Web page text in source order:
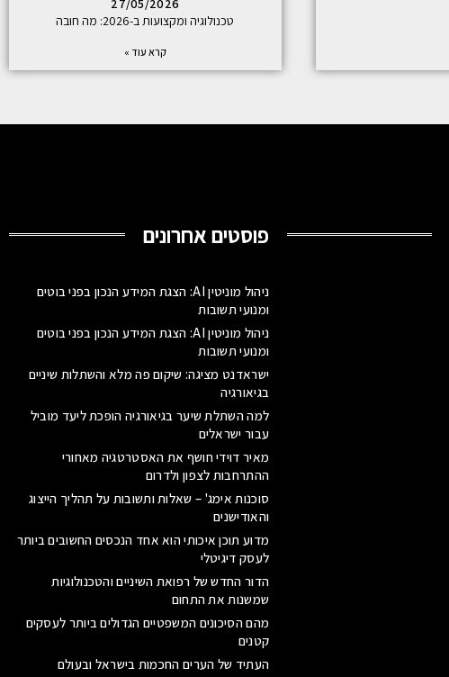
27/05/2026
טכנולוגיה ומקצועות ב-2026: מה חובה
קרא עוד »
פוסטים אחרונים
ניהול מוניטין AI: הצגת המידע הנכון בפני בוטים
ומנועי תשובות
ניהול מוניטין AI: הצגת המידע הנכון בפני בוטים
ומנועי תשובות
ישראדנט מציגה: שיקום פה מלא והשתלות שיניים
בגיאורגיה
למה השתלת שיער בגיאורגיה הופכת ליעד מוביל
עבור ישראלים
מאיר דוידי חושף את האסטרטגיה מאחורי
ההתרחבות לצפון ולדרום
סוכנות אימג' – שאלות ותשובות על תהליך הייצוג
והאודישנים
מדוע תוכן איכותי הוא אחד הנכסים החשובים ביותר
לעסק דיגיטלי
הדור החדש של רפואת השיניים והטכנולוגיות
שמשנות את התחום
מהם הסיכונים המשפטיים הגדולים ביותר לעסקים
קטנים
העתיד של הערים החכמות בישראל ובעולם